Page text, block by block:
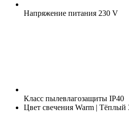
Напряжение питания 230 V
Класс пылевлагозащиты IP40
Цвет свечения Warm | Тёплый